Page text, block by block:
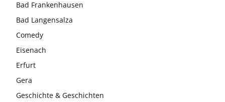
Bad Frankenhausen
Bad Langensalza
Comedy
Eisenach
Erfurt
Gera
Geschichte & Geschichten